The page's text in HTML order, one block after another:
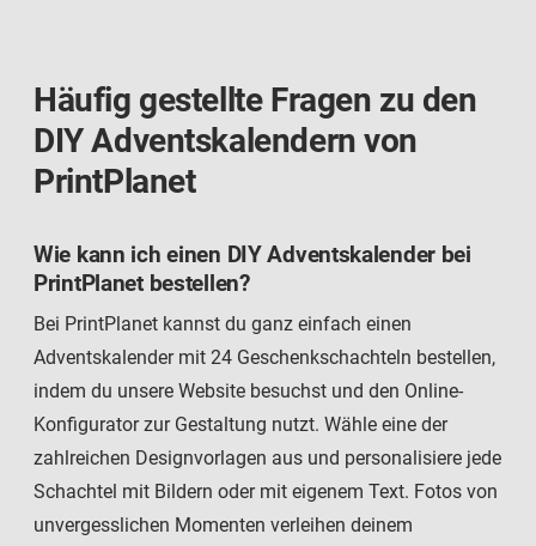
Häufig gestellte Fragen zu den
DIY Adventskalendern von
PrintPlanet
Wie kann ich einen DIY Adventskalender bei
PrintPlanet bestellen?
Bei PrintPlanet kannst du ganz einfach einen
Adventskalender mit 24 Geschenkschachteln bestellen,
indem du unsere Website besuchst und den Online-
Konfigurator zur Gestaltung nutzt. Wähle eine der
zahlreichen Designvorlagen aus und personalisiere jede
Schachtel mit Bildern oder mit eigenem Text. Fotos von
unvergesslichen Momenten verleihen deinem